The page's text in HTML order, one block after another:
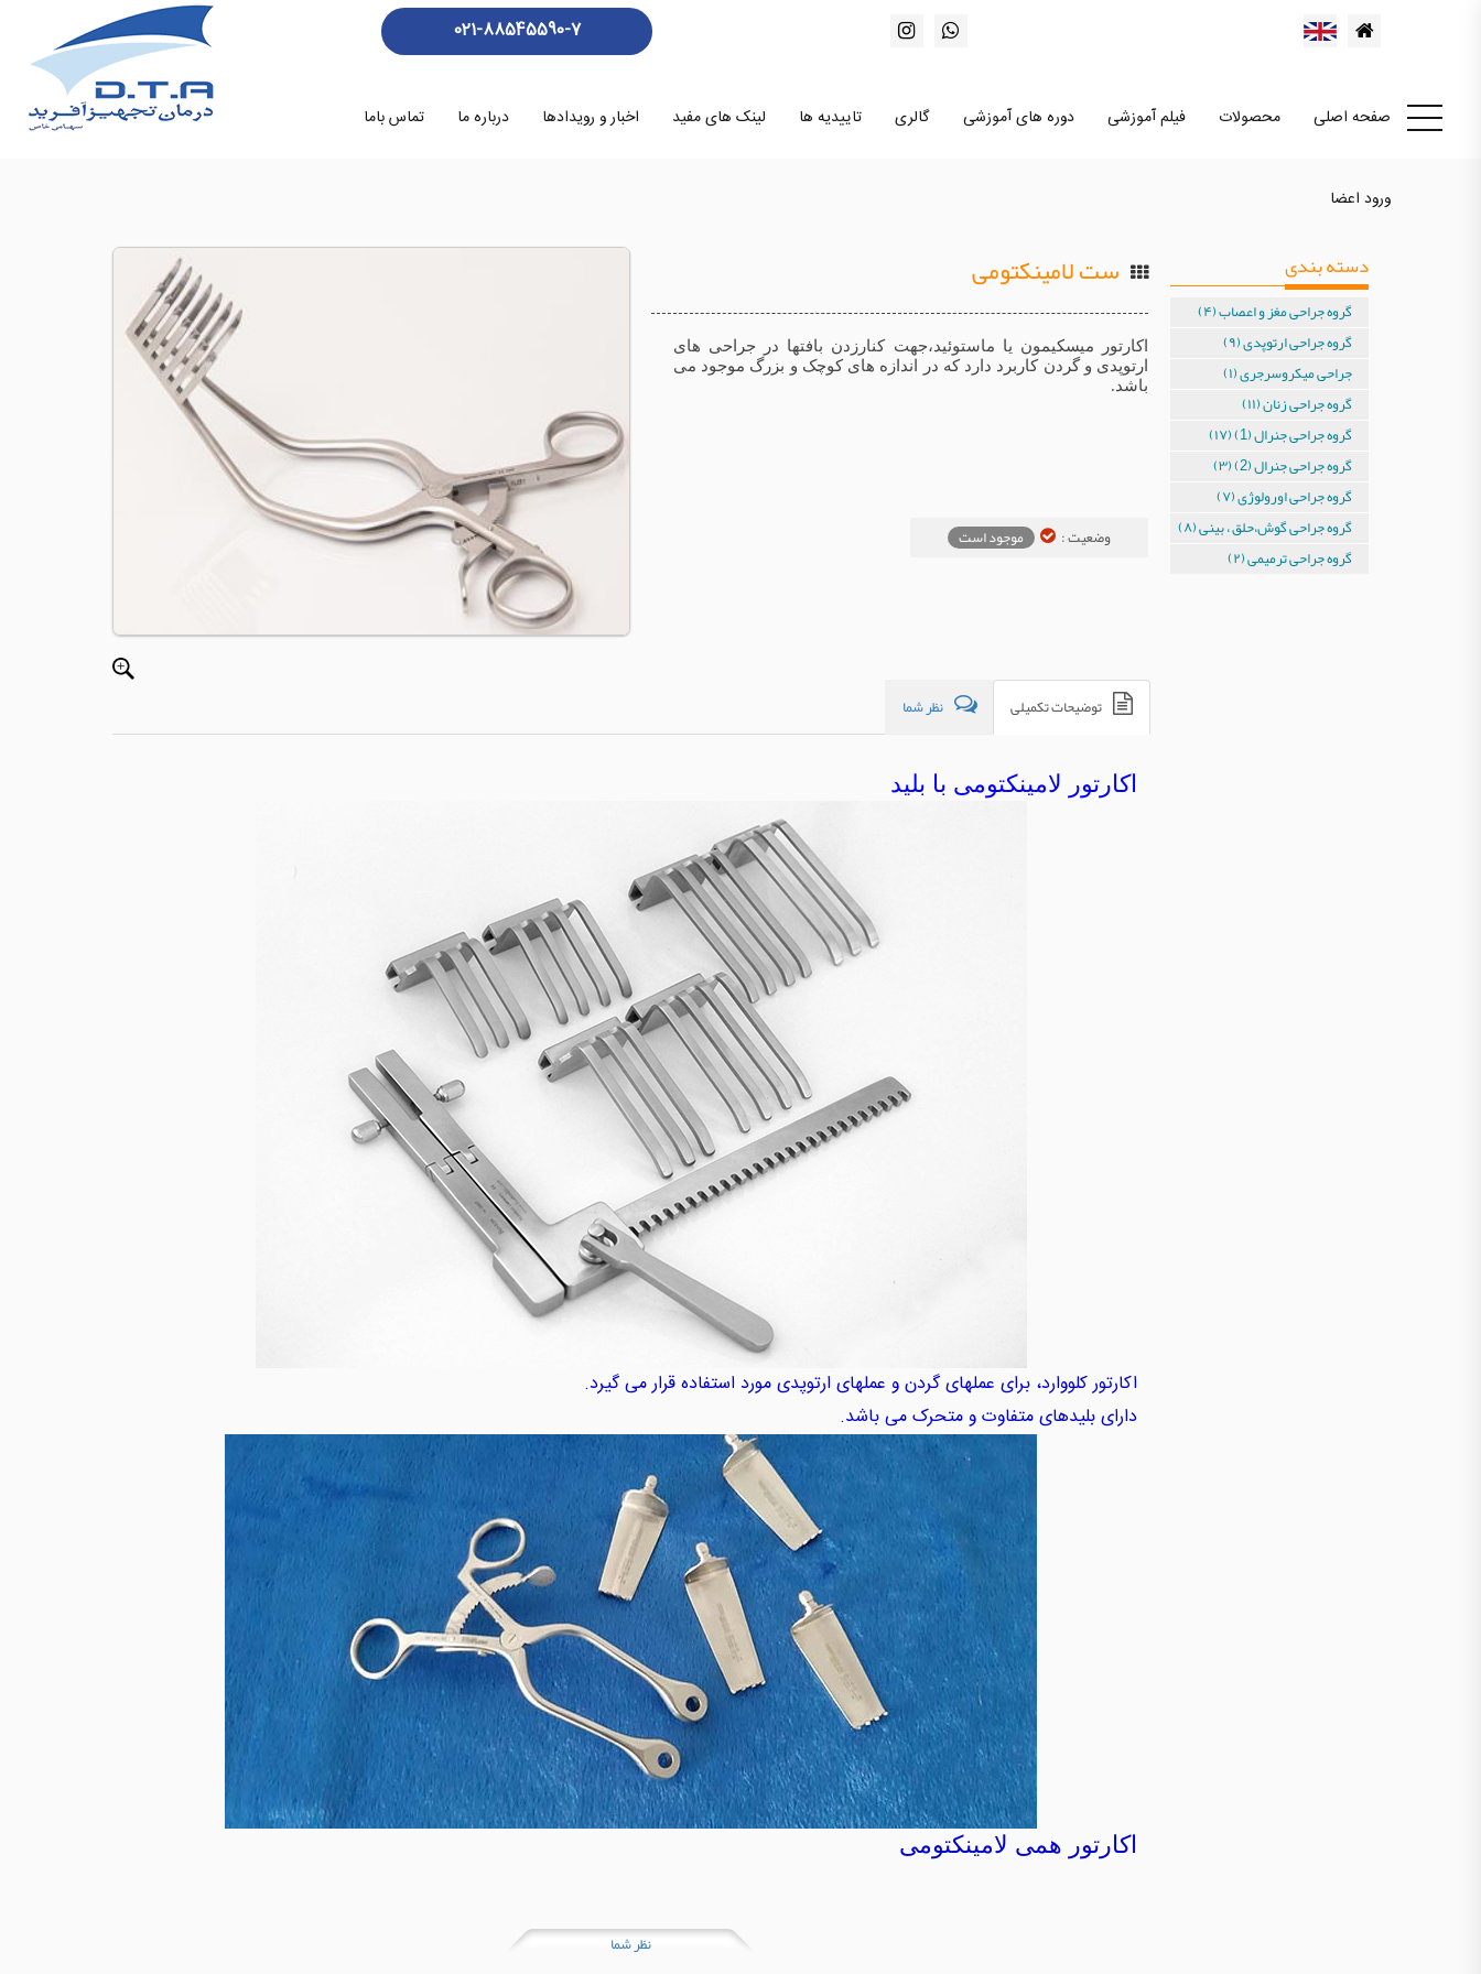
021-88545590-7
صفحه اصلی محصولات فیلم آموزشی دوره های آموزشی گالری تاییدیه ها لینک های مفید اخبار و رویدادها درباره ما تماس باما
ورود اعضا
دسته بندی
گروه جراحی مغز و اعصاب (۴)
گروه جراحی ارتوپدی (۹)
جراحی میکروسرجری (۱)
گروه جراحی زنان (۱۱)
گروه جراحی جنرال (1) (۱۷)
گروه جراحی جنرال (2) (۳)
گروه جراحی اورولوژی (۷)
گروه جراحی گوش،حلق ، بینی (۸)
گروه جراحی ترمیمی (۲)
ست لامینکتومی
اکارتور میسکیمون یا ماستوئید،جهت کنارزدن بافتها در جراحی های
ارتوپدی و گردن کاربرد دارد که در اندازه های کوچک و بزرگ موجود می
باشد.
وضعیت : موجود است
توضیحات تکمیلی نظر شما
اکارتور لامینکتومی با بلید
اکارتور کلووارد، برای عملهای گردن و عملهای ارتوپدی مورد استفاده قرار می گیرد.
دارای بلیدهای متفاوت و متحرک می باشد.
اکارتور همی لامینکتومی
نظر شما